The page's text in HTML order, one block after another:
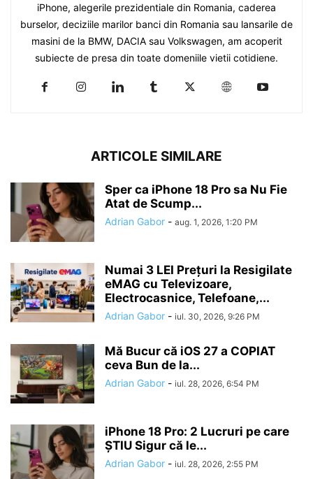
iPhone, alegerile prezidentiale din Romania, caderea
burselor, deciziile marilor banci din Romania sau lansarile de
masini de la BMW, DACIA sau Volkswagen, am acoperit
subiecte de presa din toate domeniile vietii cotidiene.
ARTICOLE SIMILARE
Sper ca iPhone 18 Pro sa Nu Fie
Atat de Scump...
Adrian Gabor - aug. 1, 2026, 1:20 PM
Numai 3 LEI Prețuri la Resigilate
eMAG cu Televizoare,
Electrocasnice, Telefoane,...
Adrian Gabor - iul. 30, 2026, 9:26 PM
Mă Bucur că iOS 27 a COPIAT
ceva Bun de la...
Adrian Gabor - iul. 28, 2026, 6:54 PM
iPhone 18 Pro: 2 Lucruri pe care
ȘTIU Sigur că le...
Adrian Gabor - iul. 28, 2026, 2:55 PM